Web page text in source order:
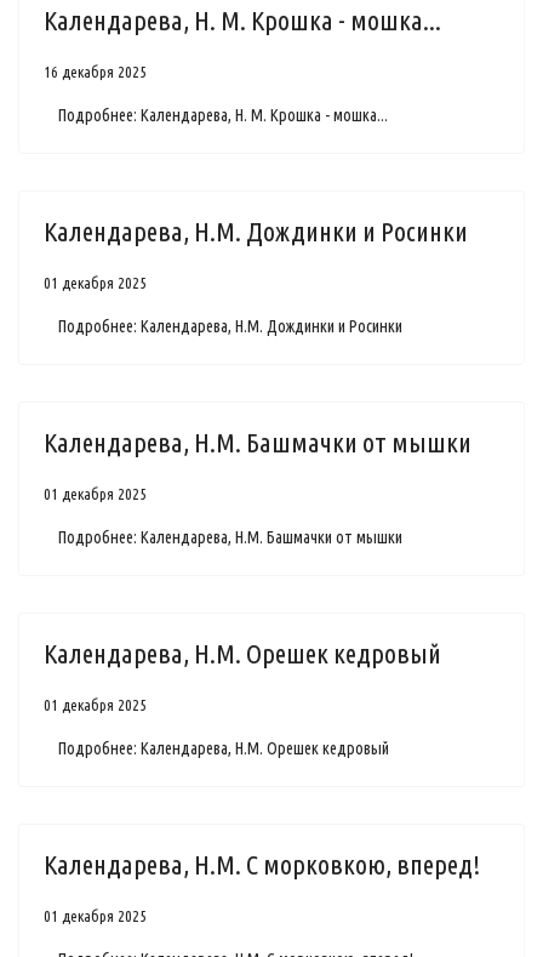
Календарева, Н. М. Крошка - мошка...
16 декабря 2025
Подробнее: Календарева, Н. М. Крошка - мошка...
Календарева, Н.М. Дождинки и Росинки
01 декабря 2025
Подробнее: Календарева, Н.М. Дождинки и Росинки
Календарева, Н.М. Башмачки от мышки
01 декабря 2025
Подробнее: Календарева, Н.М. Башмачки от мышки
Календарева, Н.М. Орешек кедровый
01 декабря 2025
Подробнее: Календарева, Н.М. Орешек кедровый
Календарева, Н.М. С морковкою, вперед!
01 декабря 2025